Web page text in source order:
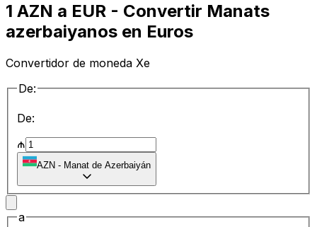
1 AZN a EUR - Convertir Manats
azerbaiyanos en Euros
Convertidor de moneda Xe
De:
De:
₼
AZN - Manat de Azerbaiyán
a